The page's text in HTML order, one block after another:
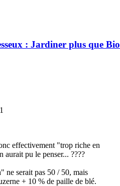
: Jardiner plus que Bio
effectivement "trop riche en
aurait pu le penser... ????
ne serait pas 50 / 50, mais
+ 10 % de paille de blé.